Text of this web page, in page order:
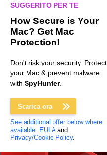
SUGGERITO PER TE
How Secure is Your
Mac? Get Mac
Protection!
Don't risk your security. Protect
your Mac & prevent malware
with SpyHunter.
Scarica ora
See additional offer below where
available. EULAand
Privacy/Cookie Policy.